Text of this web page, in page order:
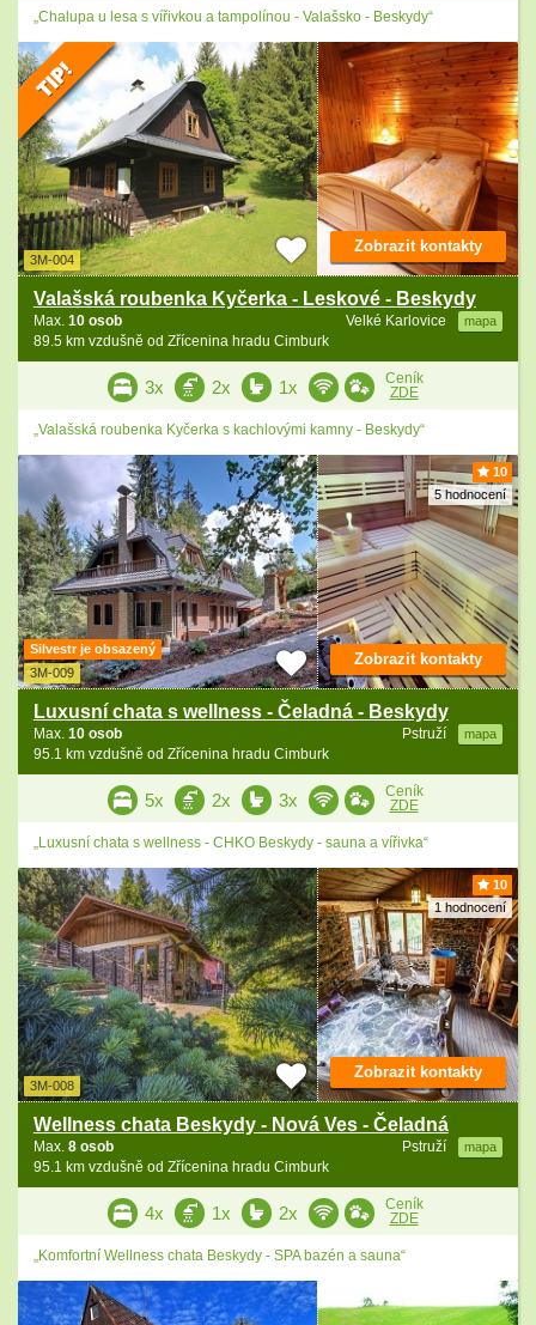
„Chalupa u lesa s vířivkou a tampolínou - Valašsko - Beskydy“
3M-004
Valašská roubenka Kyčerka - Leskové - Beskydy
Velké Karlovice mapa
Max. 10 osob
89.5 km vzdušně od Zřícenina hradu Cimburk
Zobrazit kontakty
3x 2x 1x
Ceník
ZDE
„Valašská roubenka Kyčerka s kachlovými kamny - Beskydy“
10
5 hodnocení
Silvestr je obsazený
3M-009
Luxusní chata s wellness - Čeladná - Beskydy
Pstruží mapa
Max. 10 osob
95.1 km vzdušně od Zřícenina hradu Cimburk
Zobrazit kontakty
5x 2x 3x
Ceník
ZDE
„Luxusní chata s wellness - CHKO Beskydy - sauna a vířivka“
10
1 hodnocení
3M-008
Wellness chata Beskydy - Nová Ves - Čeladná
Pstruží mapa
Max. 8 osob
95.1 km vzdušně od Zřícenina hradu Cimburk
Zobrazit kontakty
4x 1x 2x
Ceník
ZDE
„Komfortní Wellness chata Beskydy - SPA bazén a sauna“